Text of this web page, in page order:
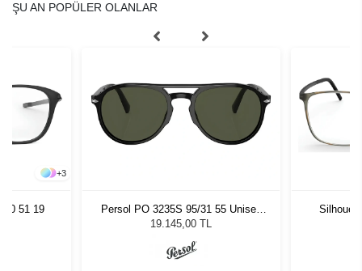
ŞU AN POPÜLER OLANLAR
+3
51 19
Persol PO 3235S 95/31 55 Unisex
Güneş Gözlüğü
19.145,00 TL